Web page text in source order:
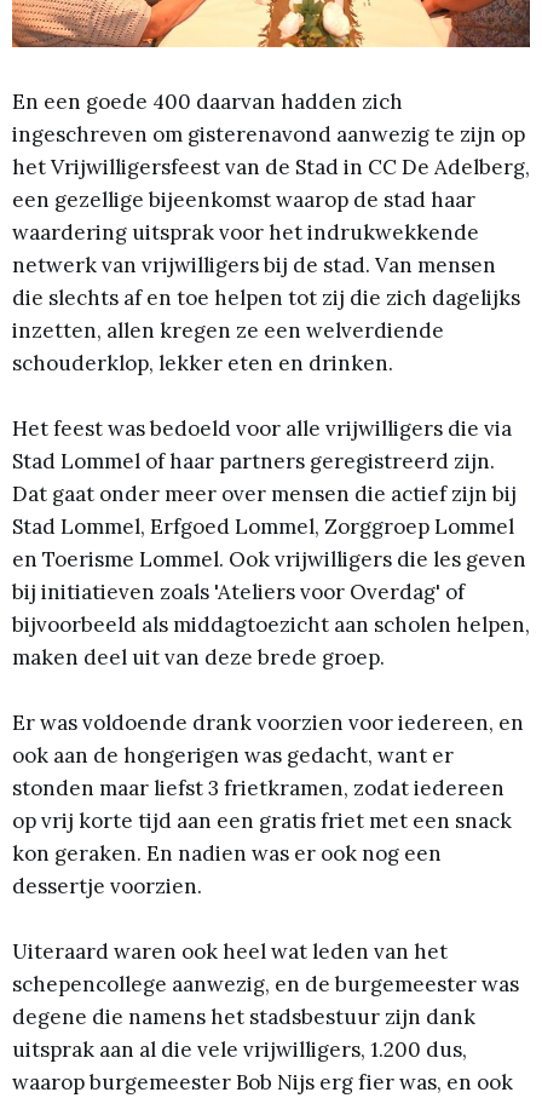
En een goede 400 daarvan hadden zich
ingeschreven om gisterenavond aanwezig te zijn op
het Vrijwilligersfeest van de Stad in CC De Adelberg,
een gezellige bijeenkomst waarop de stad haar
waardering uitsprak voor het indrukwekkende
netwerk van vrijwilligers bij de stad. Van mensen
die slechts af en toe helpen tot zij die zich dagelijks
inzetten, allen kregen ze een welverdiende
schouderklop, lekker eten en drinken.
Het feest was bedoeld voor alle vrijwilligers die via
Stad Lommel of haar partners geregistreerd zijn.
Dat gaat onder meer over mensen die actief zijn bij
Stad Lommel, Erfgoed Lommel, Zorggroep Lommel
en Toerisme Lommel. Ook vrijwilligers die les geven
bij initiatieven zoals 'Ateliers voor Overdag' of
bijvoorbeeld als middagtoezicht aan scholen helpen,
maken deel uit van deze brede groep.
Er was voldoende drank voorzien voor iedereen, en
ook aan de hongerigen was gedacht, want er
stonden maar liefst 3 frietkramen, zodat iedereen
op vrij korte tijd aan een gratis friet met een snack
kon geraken. En nadien was er ook nog een
dessertje voorzien.
Uiteraard waren ook heel wat leden van het
schepencollege aanwezig, en de burgemeester was
degene die namens het stadsbestuur zijn dank
uitsprak aan al die vele vrijwilligers, 1.200 dus,
waarop burgemeester Bob Nijs erg fier was, en ook